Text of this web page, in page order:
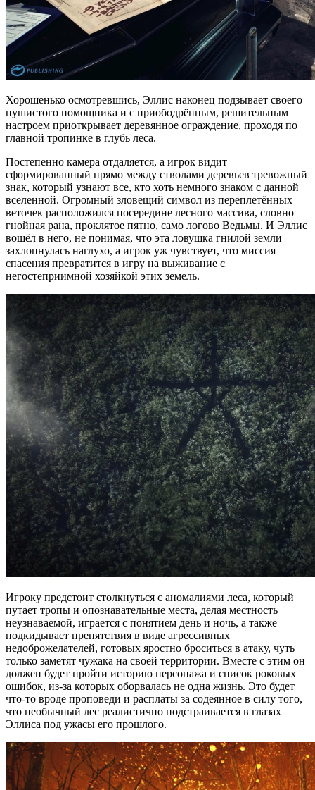
Хорошенько осмотревшись, Эллис наконец подзывает своего
пушистого помощника и с приободрённым, решительным
настроем приоткрывает деревянное ограждение, проходя по
главной тропинке в глубь леса.
Постепенно камера отдаляется, а игрок видит
сформированный прямо между стволами деревьев тревожный
знак, который узнают все, кто хоть немного знаком с данной
вселенной. Огромный зловещий символ из переплетённых
веточек расположился посередине лесного массива, словно
гнойная рана, проклятое пятно, само логово Ведьмы. И Эллис
вошёл в него, не понимая, что эта ловушка гнилой земли
захлопнулась наглухо, а игрок уж чувствует, что миссия
спасения превратится в игру на выживание с
негостеприимной хозяйкой этих земель.
Игроку предстоит столкнуться с аномалиями леса, который
путает тропы и опознавательные места, делая местность
неузнаваемой, играется с понятием день и ночь, а также
подкидывает препятствия в виде агрессивных
недоброжелателей, готовых яростно броситься в атаку, чуть
только заметят чужака на своей территории. Вместе с этим он
должен будет пройти историю персонажа и список роковых
ошибок, из-за которых оборвалась не одна жизнь. Это будет
что-то вроде проповеди и расплаты за содеянное в силу того,
что необычный лес реалистично подстраивается в глазах
Эллиса под ужасы его прошлого.